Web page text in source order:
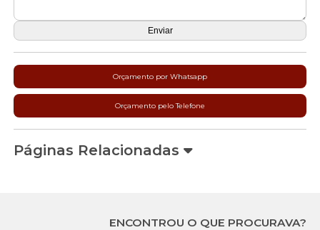
Orçamento por Whatsapp
Orçamento pelo Telefone
Páginas Relacionadas
ENCONTROU O QUE PROCURAVA?